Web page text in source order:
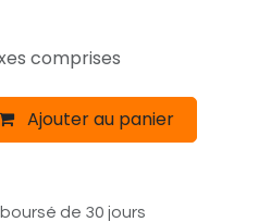
comprises
Ajouter au panier
de 30 jours